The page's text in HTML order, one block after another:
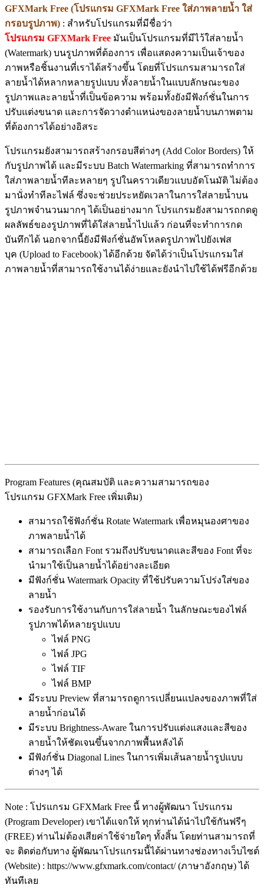
GFXMark Free (โปรแกรม GFXMark Free ใส่ภาพลายน้ำ ใส่
กรอบรูปภาพ) : สำหรับโปรแกรมที่มีชื่อว่า
โปรแกรม GFXMark Free มันเป็นโปรแกรมที่มีไว้ใส่ลายน้ำ
(Watermark) บนรูปภาพที่ต้องการ เพื่อแสดงความเป็นเจ้าของ
ภาพหรือชิ้นงานที่เราได้สร้างขึ้น โดยที่โปรแกรมสามารถใส่
ลายน้ำได้หลากหลายรูปแบบ ทั้งลายน้ำในแบบลักษณะของ
รูปภาพและลายน้ำที่เป็นข้อความ พร้อมทั้งยังมีฟังก์ชั่นในการ
ปรับแต่งขนาด และการจัดวางตำแหน่งของลายน้ำบนภาพตาม
ที่ต้องการได้อย่างอิสระ
โปรแกรมยังสามารถสร้างกรอบสีต่างๆ (Add Color Borders) ให้
กับรูปภาพได้ และมีระบบ Batch Watermarking ที่สามารถทำการ
ใส่ภาพลายน้ำทีละหลายๆ รูปในคราวเดียวแบบอัตโนมัติ ไม่ต้อง
มานั่งทำทีละไฟล์ ซึ่งจะช่วยประหยัดเวลาในการใส่ลายน้ำบน
รูปภาพจำนวนมากๆ ได้เป็นอย่างมาก โปรแกรมยังสามารถกดดู
ผลลัพธ์ของรูปภาพที่ได้ใส่ลายน้ำไปแล้ว ก่อนที่จะทำการกด
บันทึกได้ นอกจากนี้ยังมีฟังก์ชั่นอัพโหลดรูปภาพไปยังเฟส
บุค (Upload to Facebook) ได้อีกด้วย จัดได้ว่าเป็นโปรแกรมใส่
ภาพลายน้ำที่สามารถใช้งานได้ง่ายและยังนำไปใช้ได้ฟรีอีกด้วย
Program Features (คุณสมบัติ และความสามารถของ
โปรแกรม GFXMark Free เพิ่มเติม)
สามารถใช้ฟังก์ชั่น Rotate Watermark เพื่อหมุนองศาของ
ภาพลายน้ำได้
สามารถเลือก Font รวมถึงปรับขนาดและสีของ Font ที่จะ
นำมาใช้เป็นลายน้ำได้อย่างละเอียด
มีฟังก์ชั่น Watermark Opacity ที่ใช้ปรับความโปร่งใส่ของ
ลายน้ำ
รองรับการใช้งานกับการใส่ลายน้ำ ในลักษณะของไฟล์
รูปภาพได้หลายรูปแบบ
ไฟล์ PNG
ไฟล์ JPG
ไฟล์ TIF
ไฟล์ BMP
มีระบบ Preview ที่สามารถดูการเปลี่ยนแปลงของภาพที่ใส่
ลายน้ำก่อนได้
มีระบบ Brightness-Aware ในการปรับแต่งแสงและสีของ
ลายน้ำให้ชัดเจนขึ้นจากภาพพื้นหลังได้
มีฟังก์ชั่น Diagonal Lines ในการเพิ่มเส้นลายน้ำรูปแบบ
ต่างๆ ได้
Note : โปรแกรม GFXMark Free นี้ ทางผู้พัฒนา โปรแกรม
(Program Developer) เขาได้แจกให้ ทุกท่านได้นำไปใช้กันฟรีๆ
(FREE) ท่านไม่ต้องเสียค่าใช้จ่ายใดๆ ทั้งสิ้น โดยท่านสามารถที่
จะ ติดต่อกับทาง ผู้พัฒนาโปรแกรมนี้ได้ผ่านทางช่องทางเว็บไซต์
(Website) : https://www.gfxmark.com/contact/ (ภาษาอังกฤษ) ได้
ทันทีเลย